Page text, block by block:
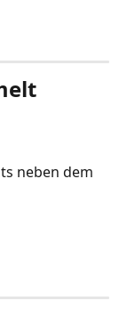
neben dem